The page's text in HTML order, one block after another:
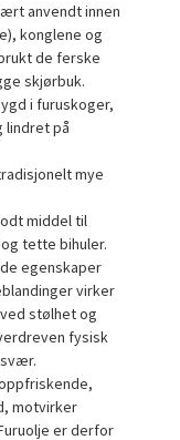
anvendt innen
konglene og
de ferske
skjørbuk.
i furuskoger,
lindret på
mye
middel til
tette bihuler.
egenskaper
virker
stølhet og
fysisk
motvirker
er derfor